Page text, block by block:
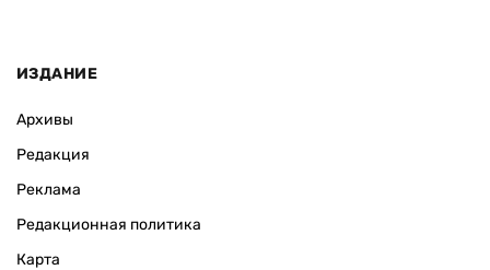
ИЗДАНИЕ
Архивы
Редакция
Реклама
Редакционная политика
Карта